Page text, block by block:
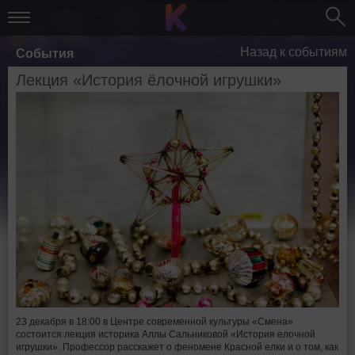
События Назад к событиям
Лекция «История ёлочной игрушки»
23 декабря в 18:00 в Центре современной культуры «Смена»
состоится лекция историка Аллы Сальниковой «История елочной
игрушки». Профессор расскажет о феномене Красной елки и о том, как